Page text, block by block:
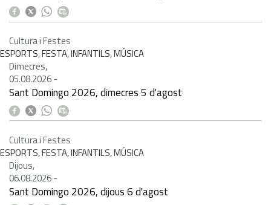
Cultura i Festes
ESPORTS, FESTA, INFANTILS, MÚSICA
Dimecres,
05.08.2026-
Sant Domingo 2026, dimecres 5 d'agost
Cultura i Festes
ESPORTS, FESTA, INFANTILS, MÚSICA
Dijous,
06.08.2026-
Sant Domingo 2026, dijous 6 d'agost